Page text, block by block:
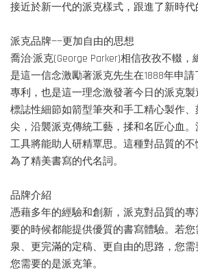
接近於新一代的派克樣式，跟進了新時代
派克品牌——更加自由的思想
喬治·派克(George Parker)相信孜孜不輟
是這一信念激勵著派克先生在1888年申
專利，也是這一理念激發著今日的派克製
標誌性細節如箭型筆夾和手工精心製作
尖，沿襲派克傳統工藝，揉和名匠心血
工具將能助人研精覃思。這種對品質的
為了精美書寫的代名詞。
品牌介紹
憑藉多年的經驗和創新，派克對品質的
要的時候都能提供優質的書寫體驗。若
泉、更完滿的定稿、更自由的思路，您需
您需要的是派克筆。